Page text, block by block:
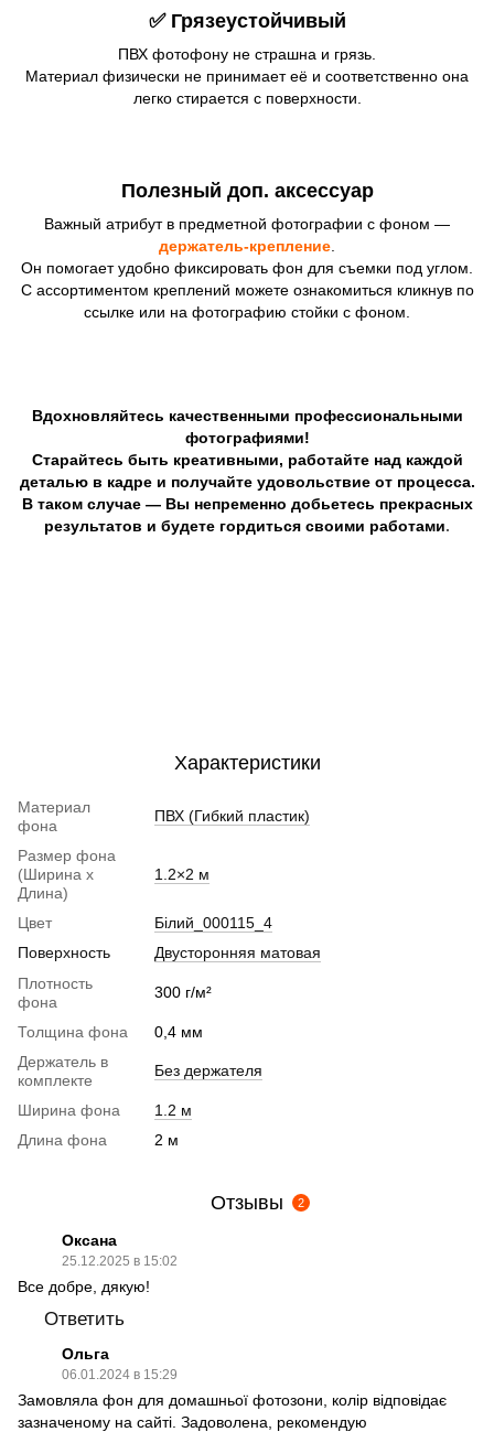
✅ Грязеустойчивый
ПВХ фотофону не страшна и грязь.
Материал физически не принимает её и соответственно она
легко стирается с поверхности.
Полезный доп. аксессуар
Важный атрибут в предметной фотографии с фоном —
держатель-крепление
Он помогает удобно фиксировать фон для съемки под углом.
С ассортиментом креплений можете ознакомиться кликнув по
ссылке или на фотографию стойки с фоном.
Вдохновляйтесь качественными профессиональными
фотографиями!
Старайтесь быть креативными, работайте над каждой
деталью в кадре и получайте удовольствие от процесса.
В таком случае — Вы непременно добьетесь прекрасных
результатов и будете гордиться своими работами.
Характеристики
Материал
фона
ПВХ (Гибкий пластик)
Размер фона
(Ширина х
Длина)
1.2×2 м
Цвет
Білий_000115_4
Поверхность
Двусторонняя матовая
Плотность
фона
300 г/м²
Толщина фона
0,4 мм
Держатель в
комплекте
Без держателя
Ширина фона
1.2 м
Длина фона
2 м
Отзывы 2
Оксана
25.12.2025 в 15:02
Все добре, дякую!
Ответить
Ольга
06.01.2024 в 15:29
Замовляла фон для домашньої фотозони, колір відповідає
зазначеному на сайті. Задоволена, рекомендую